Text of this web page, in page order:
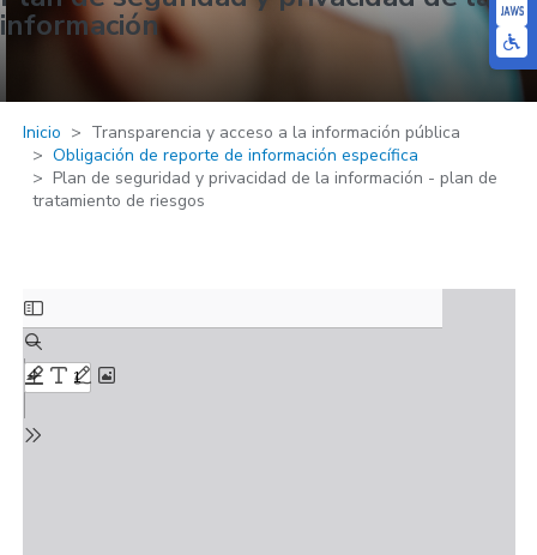
información
Inicio
Transparencia y acceso a la información pública
Obligación de reporte de información específica
Plan de seguridad y privacidad de la información - plan de
tratamiento de riesgos